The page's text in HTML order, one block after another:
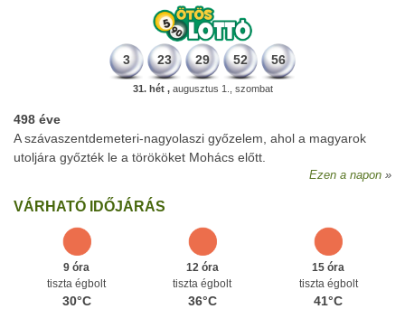
3 23 29 52 56
31. hét ,augusztus 1., szombat
498 éve
A szávaszentdemeteri-nagyolaszi győzelem, ahol a magyarok
utoljára győzték le a törököket Mohács előtt.
Ezen a napon
VÁRHATÓ IDŐJÁRÁS
9 óra
tiszta égbolt
30°C
12 óra
tiszta égbolt
36°C
15 óra
tiszta égbolt
41°C